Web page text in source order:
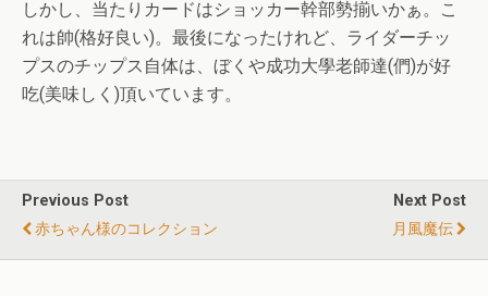
しかし、当たりカードはショッカー幹部勢揃いかぁ。こ
れは帥(格好良い)。最後になったけれど、ライダーチッ
プスのチップス自体は、ぼくや成功大學老師達(們)が好
吃(美味しく)頂いています。
Previous Post
赤ちゃん様のコレクション
Next Post
月風魔伝